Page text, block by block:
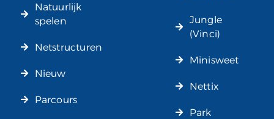
Natuurlijk
spelen
Netstructuren
Nieuw
Parcours
Jungle
(Vinci)
Minisweet
Nettix
Park